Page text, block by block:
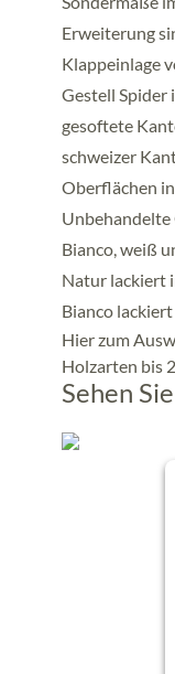
Erweiterung
Klappeinlage
Gestell Spider
gesoftete
schweizer
Oberflächen
Bianco, weiß
Natur lackiert
Bianco
Hier zum
Holzarten bis
Sehen